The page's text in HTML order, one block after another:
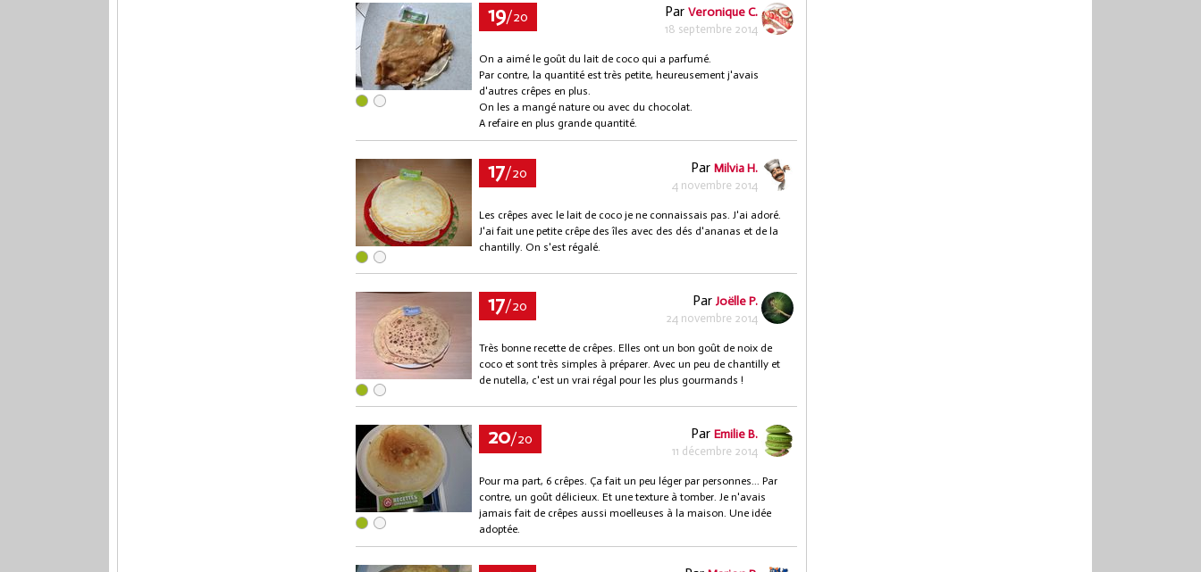
19/20 Par Veronique C.
18 septembre 2014
On a aimé le goût du lait de coco qui a parfumé.
Par contre, la quantité est très petite, heureusement j'avais
d'autres crêpes en plus.
On les a mangé nature ou avec du chocolat.
A refaire en plus grande quantité.
17/20 Par Milvia H.
4 novembre 2014
Les crêpes avec le lait de coco je ne connaissais pas. J'ai adoré.
J'ai fait une petite crêpe des îles avec des dés d'ananas et de la
chantilly. On s'est régalé.
17/20 Par Joëlle P.
24 novembre 2014
Très bonne recette de crêpes. Elles ont un bon goût de noix de
coco et sont très simples à préparer. Avec un peu de chantilly et
de nutella, c'est un vrai régal pour les plus gourmands !
20/20 Par Emilie B.
11 décembre 2014
Pour ma part, 6 crêpes. Ça fait un peu léger par personnes... Par
contre, un goût délicieux. Et une texture à tomber. Je n'avais
jamais fait de crêpes aussi moelleuses à la maison. Une idée
adoptée.